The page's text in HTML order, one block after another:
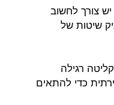
צורך לחשוב
שיטות של
רגילה
כדי להתאים